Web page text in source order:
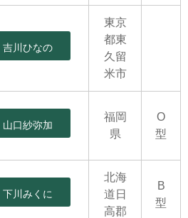
吉川ひなの
東京
都東
久留
米市
山口紗弥加
福岡
県
O
型
下川みくに
北海
道日
高郡
B
型